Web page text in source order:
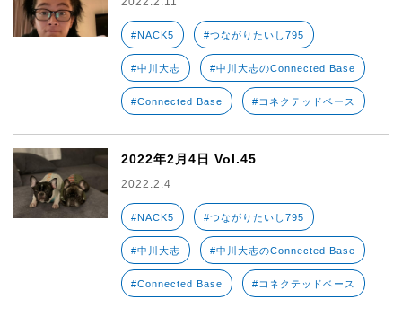
#NACK5 #つながりたいし795
#中川大志 #中川大志のConnected Base
#Connected Base #コネクテッドベース
2022年2月4日 Vol.45
2022.2.4
#NACK5 #つながりたいし795
#中川大志 #中川大志のConnected Base
#Connected Base #コネクテッドベース